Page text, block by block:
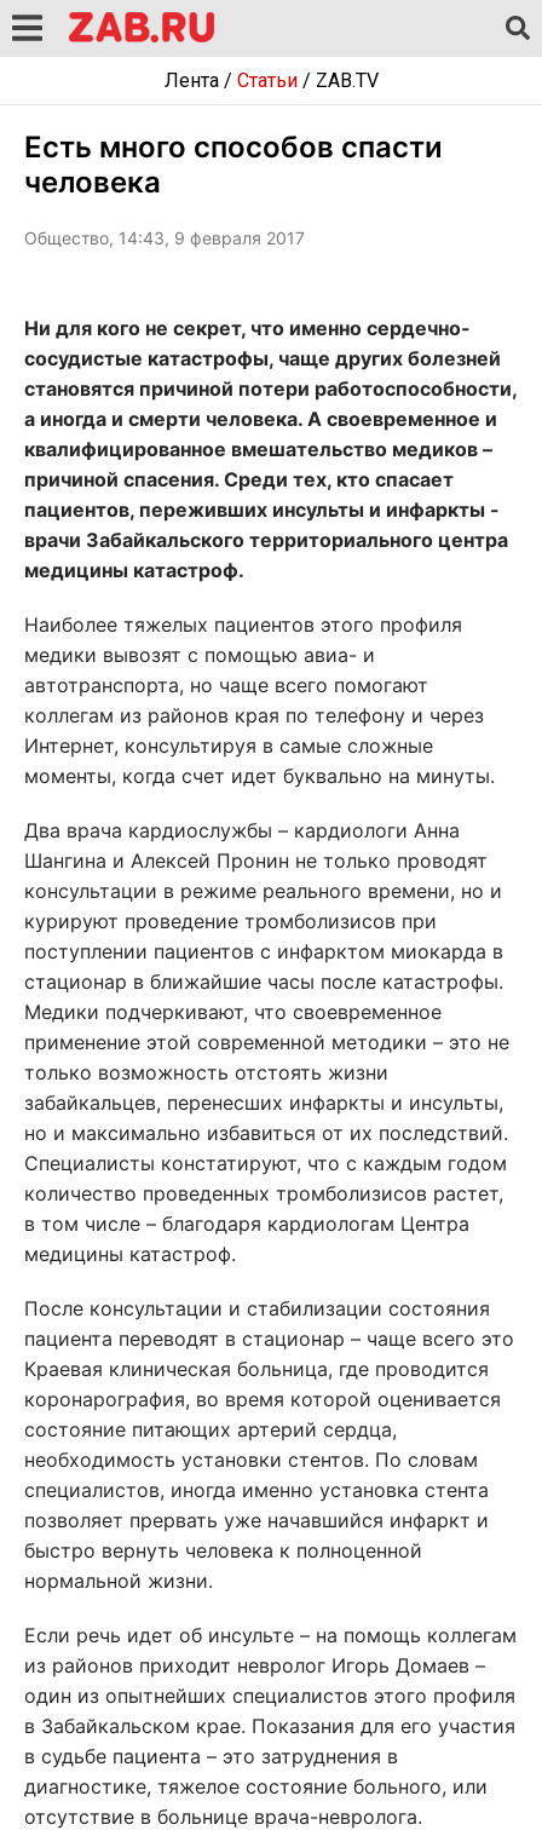
Лента/ Статьи/ ZAB.TV
Есть много способов спасти
человека
Общество, 14:43, 9 февраля 2017
Ни для кого не секрет, что именно сердечно-
сосудистые катастрофы, чаще других болезней
становятся причиной потери работоспособности,
а иногда и смерти человека. А своевременное и
квалифицированное вмешательство медиков –
причиной спасения. Среди тех, кто спасает
пациентов, переживших инсульты и инфаркты -
врачи Забайкальского территориального центра
медицины катастроф.
Наиболее тяжелых пациентов этого профиля
медики вывозят с помощью авиа- и
автотранспорта, но чаще всего помогают
коллегам из районов края по телефону и через
Интернет, консультируя в самые сложные
моменты, когда счет идет буквально на минуты.
Два врача кардиослужбы – кардиологи Анна
Шангина и Алексей Пронин не только проводят
консультации в режиме реального времени, но и
курируют проведение тромболизисов при
поступлении пациентов с инфарктом миокарда в
стационар в ближайшие часы после катастрофы.
Медики подчеркивают, что своевременное
применение этой современной методики – это не
только возможность отстоять жизни
забайкальцев, перенесших инфаркты и инсульты,
но и максимально избавиться от их последствий.
Специалисты констатируют, что с каждым годом
количество проведенных тромболизисов растет,
в том числе – благодаря кардиологам Центра
медицины катастроф.
После консультации и стабилизации состояния
пациента переводят в стационар – чаще всего это
Краевая клиническая больница, где проводится
коронарография, во время которой оценивается
состояние питающих артерий сердца,
необходимость установки стентов. По словам
специалистов, иногда именно установка стента
позволяет прервать уже начавшийся инфаркт и
быстро вернуть человека к полноценной
нормальной жизни.
Если речь идет об инсульте – на помощь коллегам
из районов приходит невролог Игорь Домаев –
один из опытнейших специалистов этого профиля
в Забайкальском крае. Показания для его участия
в судьбе пациента – это затруднения в
диагностике, тяжелое состояние больного, или
отсутствие в больнице врача-невролога.